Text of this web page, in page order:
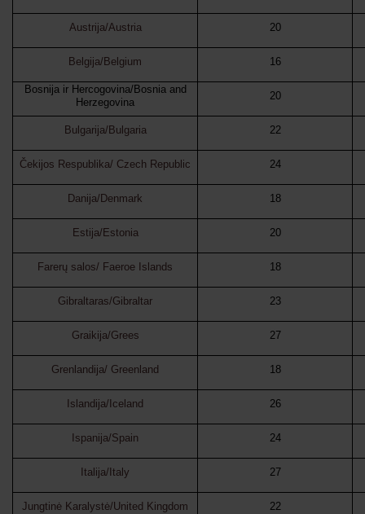
Austrija/Austria 20
Belgija/Belgium 16
Bosnija ir Hercogovina/Bosnia and
Herzegovina
20
Bulgarija/Bulgaria 22
Čekijos Respublika/ Czech Republic 24
Danija/Denmark 18
Estija/Estonia 20
Farerų salos/ Faeroe Islands 18
Gibraltaras/Gibraltar 23
Graikija/Grees 27
Grenlandija/ Greenland 18
Islandija/Iceland 26
Ispanija/Spain 24
Italija/Italy 27
Jungtinė Karalystė/United Kingdom 22